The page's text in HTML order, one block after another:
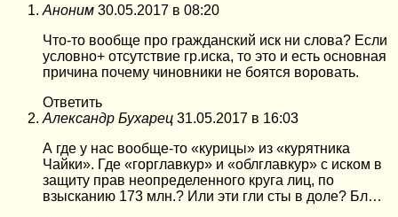
Аноним 30.05.2017 в 08:20
Что-то вообще про гражданский иск ни слова? Если
условно+ отсутствие гр.иска, то это и есть основная
причина почему чиновники не боятся воровать.
Ответить
Александр Бухарец 31.05.2017 в 16:03
А где у нас вообще-то «курицы» из «курятника
Чайки». Где «горглавкур» и «облглавкур» с иском в
защиту прав неопределенного круга лиц, по
взысканию 173 млн.? Или эти гли сты в доле? Бл…